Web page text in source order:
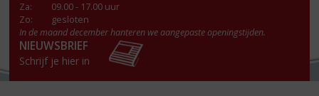
Za:
09.00 - 17.00 uur
Zo:
gesloten
In de maand december hanteren we aangepaste openingstijden.
NIEUWSBRIEF
Schrijf je hier in